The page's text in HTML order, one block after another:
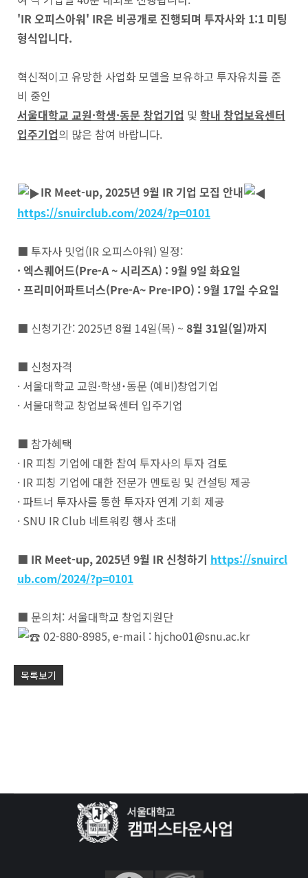
'IR 오피스아워' IR은 비공개로 진행되며 투자사와 1:1 미팅
형식입니다.
혁신적이고 유망한 사업화 모델을 보유하고 투자유치를 준
비 중인
서울대학교 교원·학생·동문 창업기업 및 학내 창업보육센터
입주기업의 많은 참여 바랍니다.
IR Meet-up, 2025년 9월 IR 기업 모집 안내
https://snuirclub.com/2024/?p=0101
■ 투자사 밋업(IR 오피스아워) 일정:
· 엑스퀘어드(Pre-A ~ 시리즈A) : 9월 9일 화요일
· 프리미어파트너스(Pre-A~ Pre-IPO) : 9월 17일 수요일
■ 신청기간: 2025년 8월 14일(목) ~ 8월 31일(일)까지
■ 신청자격
· 서울대학교 교원·학생˙동문 (예비)창업기업
· 서울대학교 창업보육센터 입주기업
■ 참가혜택
· IR 피칭 기업에 대한 참여 투자사의 투자 검토
· IR 피칭 기업에 대한 전문가 멘토링 및 컨설팅 제공
· 파트너 투자사를 통한 투자자 연계 기회 제공
· SNU IR Club 네트워킹 행사 초대
■ IR Meet-up, 2025년 9월 IR 신청하기 https://snuircl
ub.com/2024/?p=0101
■ 문의처: 서울대학교 창업지원단
02-880-8985, e-mail : hjcho01@snu.ac.kr
목록보기